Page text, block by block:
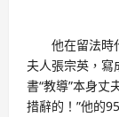
他在留法時代
夫人張宗英，寫
書“教導”本身丈
措辭的！”他的